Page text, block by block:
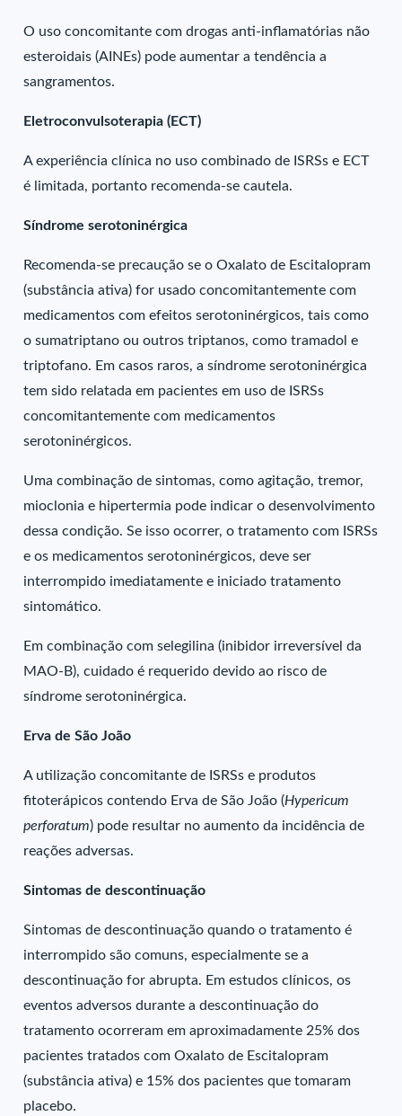
O uso concomitante com drogas anti-inflamatórias não
esteroidais (AINEs) pode aumentar a tendência a
sangramentos.
Eletroconvulsoterapia (ECT)
A experiência clínica no uso combinado de ISRSs e ECT
é limitada, portanto recomenda-se cautela.
Síndrome serotoninérgica
Recomenda-se precaução se o Oxalato de Escitalopram
(substância ativa) for usado concomitantemente com
medicamentos com efeitos serotoninérgicos, tais como
o sumatriptano ou outros triptanos, como tramadol e
triptofano. Em casos raros, a síndrome serotoninérgica
tem sido relatada em pacientes em uso de ISRSs
concomitantemente com medicamentos
serotoninérgicos.
Uma combinação de sintomas, como agitação, tremor,
mioclonia e hipertermia pode indicar o desenvolvimento
dessa condição. Se isso ocorrer, o tratamento com ISRSs
e os medicamentos serotoninérgicos, deve ser
interrompido imediatamente e iniciado tratamento
sintomático.
Em combinação com selegilina (inibidor irreversível da
MAO-B), cuidado é requerido devido ao risco de
síndrome serotoninérgica.
Erva de São João
A utilização concomitante de ISRSs e produtos
fitoterápicos contendo Erva de São João (Hypericum
perforatum) pode resultar no aumento da incidência de
reações adversas.
Sintomas de descontinuação
Sintomas de descontinuação quando o tratamento é
interrompido são comuns, especialmente se a
descontinuação for abrupta. Em estudos clínicos, os
eventos adversos durante a descontinuação do
tratamento ocorreram em aproximadamente 25% dos
pacientes tratados com Oxalato de Escitalopram
(substância ativa) e 15% dos pacientes que tomaram
placebo.